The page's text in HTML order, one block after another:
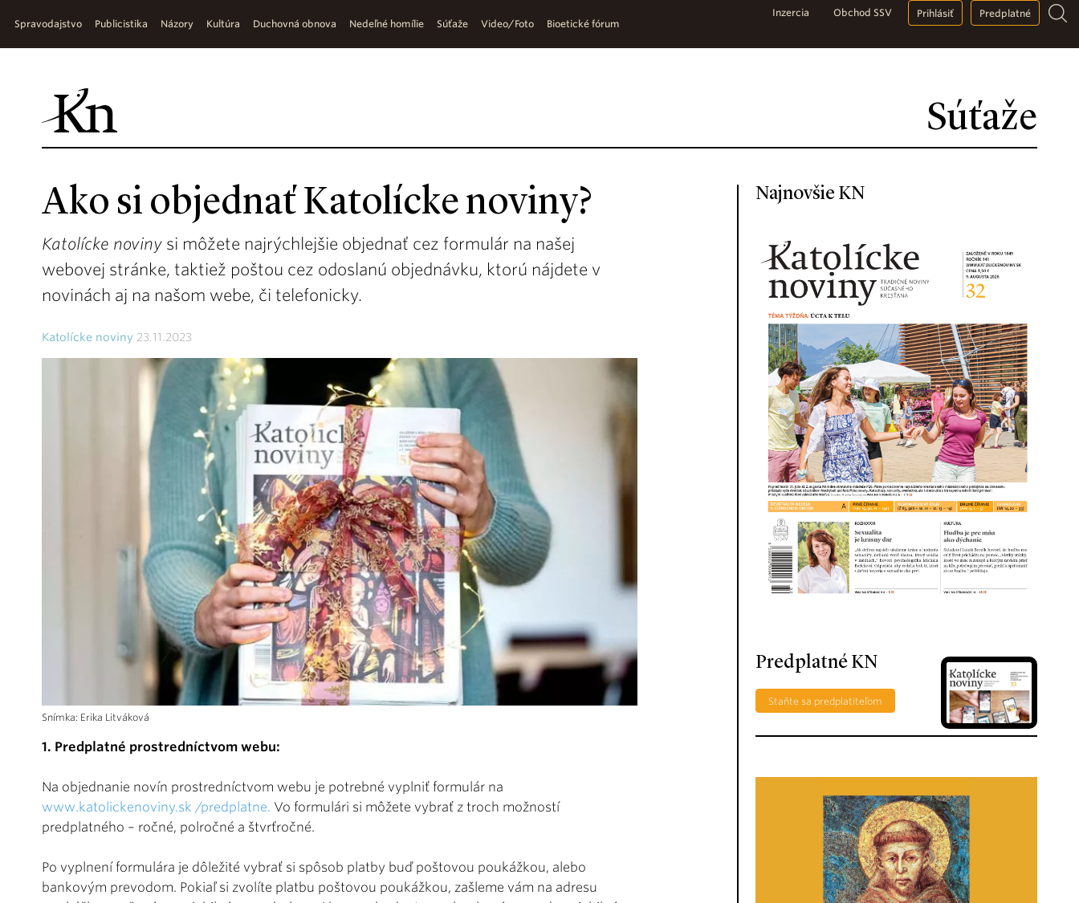
Súťaže
Spravodajstvo Publicistika Názory Kultúra Duchovná obnova Nedeľné homílie Súťaže Video/Foto Bioetické fórum
Inzercia Obchod SSV Prihlásiť Predplatné
Ako si objednať Katolícke noviny?
Katolícke noviny si môžete najrýchlejšie objednať cez formulár na našej
webovej stránke, taktiež poštou cez odoslanú objednávku, ktorú nájdete v
novinách aj na našom webe, či telefonicky.
Katolícke noviny 23.11.2023
Snímka: Erika Litváková
1. Predplatné prostredníctvom webu:
Na objednanie novín prostredníctvom webu je potrebné vyplniť formulár na
www.katolickenoviny.sk /predplatne. Vo formulári si môžete vybrať z troch možností
predplatného – ročné, polročné a štvrťročné.
Po vyplnení formulára je dôležité vybrať si spôsob platby buď poštovou poukážkou, alebo
bankovým prevodom. Pokiaľ si zvolíte platbu poštovou poukážkou, zašleme vám na adresu
Najnovšie KN
Predplatné KN
Staňte sa predplatiteľom